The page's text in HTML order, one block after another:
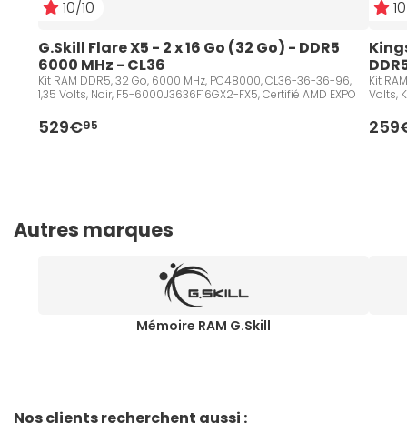
10/10
G.Skill Flare X5 - 2 x 16 Go (32 Go) - DDR5
6000 MHz - CL36
Kit RAM DDR5, 32 Go, 6000 MHz, PC48000, CL36-36-36-96,
1,35 Volts, Noir, F5-6000J3636F16GX2-FX5, Certifié AMD EXPO
529€95
Kit
Volts,
Autres marques
Mémoire RAM G.Skill
Nos clients recherchent aussi :